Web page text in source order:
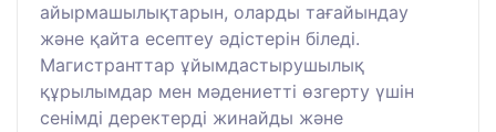
айырмашылықтарын, оларды тағайындау
және қайта есептеу әдістерін біледі.
Магистранттар ұйымдастырушылық
құрылымдар мен мәдениетті өзгерту үшін
сенімді деректерді жинайды және